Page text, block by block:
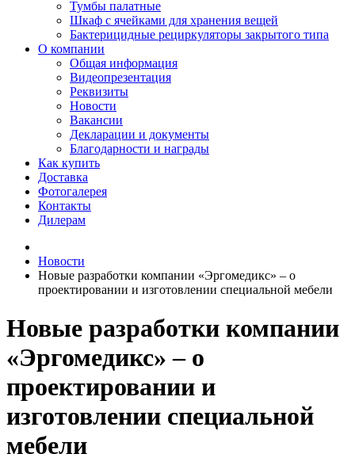
Тумбы палатные
Шкаф с ячейками для хранения вещей
Бактерицидные рециркуляторы закрытого типа
О компании
Общая информация
Видеопрезентация
Реквизиты
Новости
Вакансии
Декларации и документы
Благодарности и награды
Как купить
Доставка
Фотогалерея
Контакты
Дилерам
Новости
Новые разработки компании «Эргомедикс» – о
проектировании и изготовлении специальной мебели
Новые разработки компании
«Эргомедикс» – о
проектировании и
изготовлении специальной
мебели